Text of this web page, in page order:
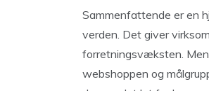
Sammenfattende er en
verden. Det giver
forretningsvæksten.
webshoppen og